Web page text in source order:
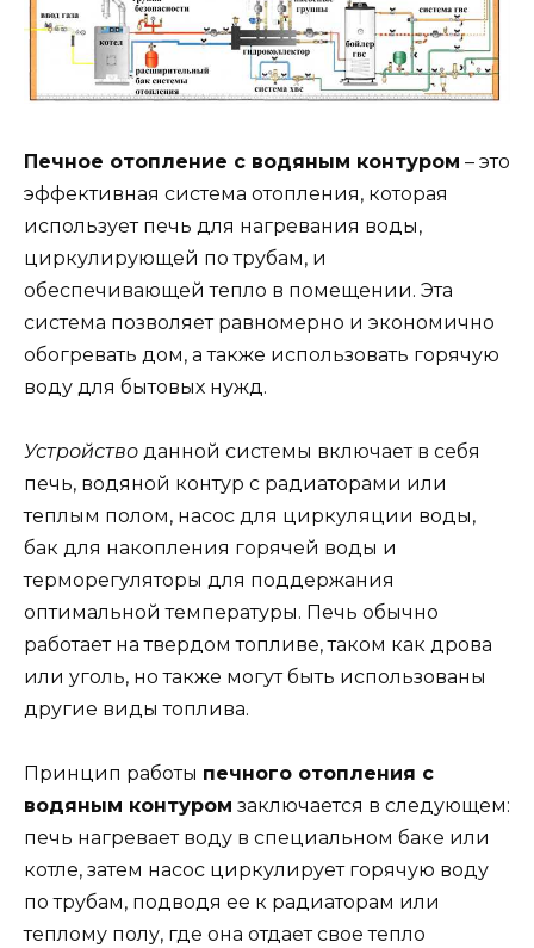
Печное отопление с водяным контуром – это
эффективная система отопления, которая
использует печь для нагревания воды,
циркулирующей по трубам, и
обеспечивающей тепло в помещении. Эта
система позволяет равномерно и экономично
обогревать дом, а также использовать горячую
воду для бытовых нужд.
Устройство данной системы включает в себя
печь, водяной контур с радиаторами или
теплым полом, насос для циркуляции воды,
бак для накопления горячей воды и
терморегуляторы для поддержания
оптимальной температуры. Печь обычно
работает на твердом топливе, таком как дрова
или уголь, но также могут быть использованы
другие виды топлива.
Принцип работы печного отопления с
водяным контуром заключается в следующем:
печь нагревает воду в специальном баке или
котле, затем насос циркулирует горячую воду
по трубам, подводя ее к радиаторам или
теплому полу, где она отдает свое тепло